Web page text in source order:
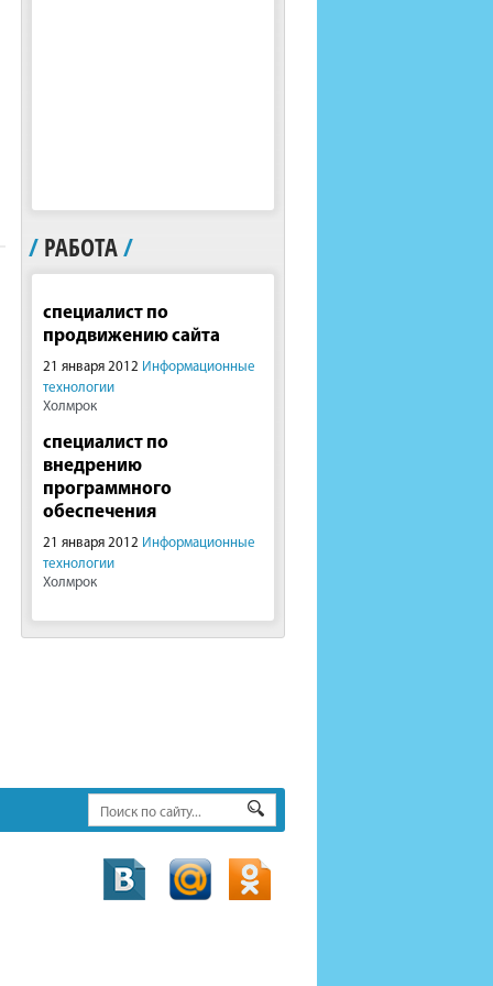
/ РАБОТА/
специалист по
продвижению сайта
21 января 2012 Информационные
технологии
Холмрок
специалист по
внедрению
программного
обеспечения
21 января 2012 Информационные
технологии
Холмрок